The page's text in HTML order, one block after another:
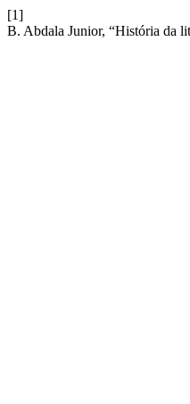
[1]
B. Abdala Junior, “História da